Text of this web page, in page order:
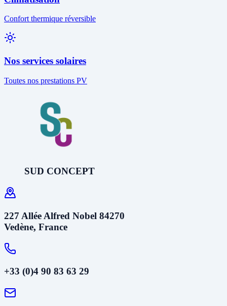
Confort thermique réversible
Nos services solaires
Toutes nos prestations PV
SUD CONCEPT
227 Allée Alfred Nobel 84270
Vedène, France
+33 (0)4 90 83 63 29